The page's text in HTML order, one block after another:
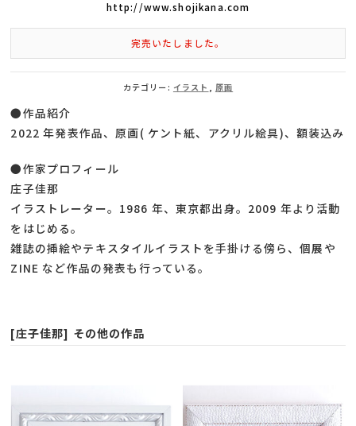
http://www.shojikana.com
完売いたしました。
カテゴリー: イラスト , 原画
●作品紹介
2022 年発表作品、原画( ケント紙、アクリル絵具)、額装込み
●作家プロフィール
庄子佳那
イラストレーター。1986 年、東京都出身。2009 年より活動
をはじめる。
雑誌の挿絵やテキスタイルイラストを手掛ける傍ら、個展や
ZINE など作品の発表も行っている。
[庄子佳那] その他の作品